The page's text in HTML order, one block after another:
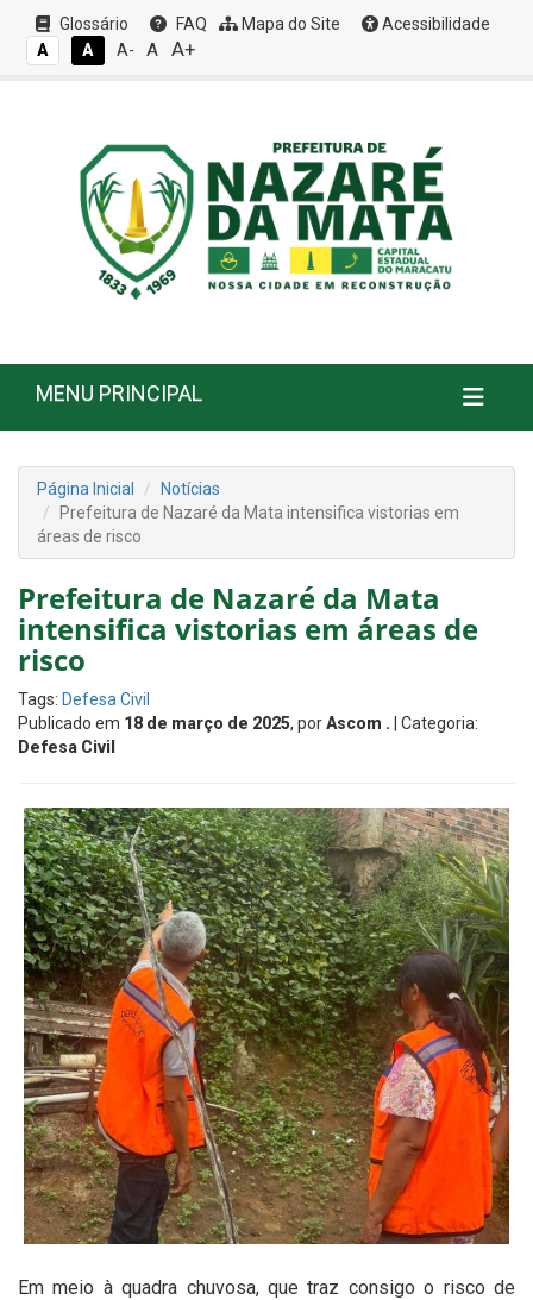
Glossário FAQ Mapa do Site
Acessibilidade
A
A A- A A+
MENU PRINCIPAL
Página Inicial
Notícias
Prefeitura de Nazaré da Mata intensifica vistorias em
áreas de risco
Prefeitura de Nazaré da Mata
intensifica vistorias em áreas de
risco
Tags: Defesa Civil
Publicado em 18 de março de 2025, porAscom . | Categoria:
Defesa Civil
Em meio à quadra chuvosa, que traz consigo o risco de